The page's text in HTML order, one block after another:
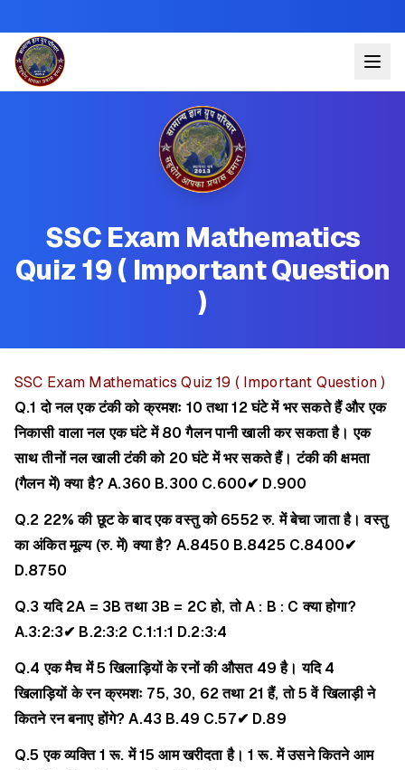
SSC Exam Mathematics
Quiz 19 ( Important Question
)
SSC Exam Mathematics Quiz 19 ( Important Question )
Q.1 दो नल एक टंकी को क्रमशः 10 तथा 12 घंटे में भर सकते हैं और एक
निकासी वाला नल एक घंटे में 80 गैलन पानी खाली कर सकता है। एक
साथ तीनों नल खाली टंकी को 20 घंटे में भर सकते हैं। टंकी की क्षमता
(गैलन में) क्या है? A.360 B.300 C.600✔ D.900
Q.2 22% की छूट के बाद एक वस्तु को 6552 रु. में बेचा जाता है। वस्तु
का अंकित मूल्य (रु. में) क्या है? A.8450 B.8425 C.8400✔
D.8750
Q.3 यदि 2A = 3B तथा 3B = 2C हो, तो A : B : C क्या होगा?
A.3:2:3✔ B.2:3:2 C.1:1:1 D.2:3:4
Q.4 एक मैच में 5 खिलाड़ियों के रनों की औसत 49 है। यदि 4
खिलाड़ियों के रन क्रमशः 75, 30, 62 तथा 21 हैं, तो 5 वें खिलाड़ी ने
कितने रन बनाए होंगे? A.43 B.49 C.57✔ D.89
Q.5 एक व्यक्ति 1 रू. में 15 आम खरीदता है। 1 रू. में उसने कितने आम